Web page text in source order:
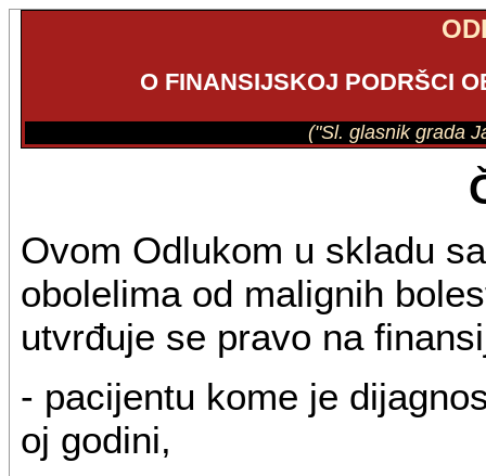
O FINANSIJSKOJ PODRŠCI
("Sl. glasnik grada
Ovom Odlukom u skladu
obolelima od malignih
utvrđuje se pravo na
- pacijentu kome je
oj godini,